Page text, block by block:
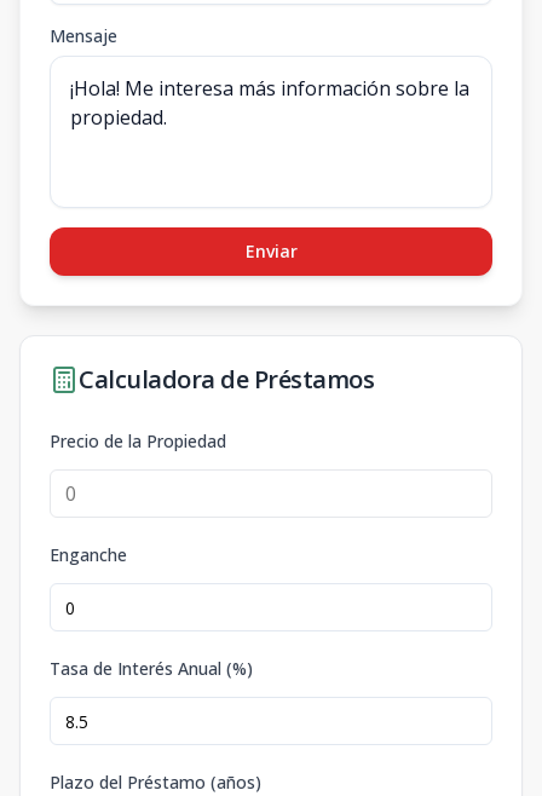
Mensaje
Enviar
Calculadora de Préstamos
Precio de la Propiedad
Enganche
Tasa de Interés Anual (%)
Plazo del Préstamo (años)